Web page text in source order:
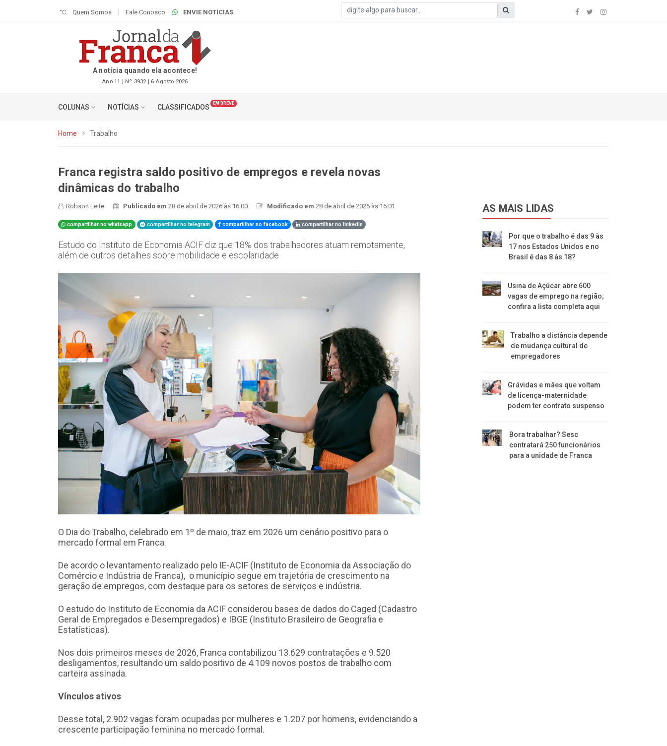
°C Quem Somos Fale Conosco ENVIE NOTÍCIAS
A notícia quando ela acontece!
Ano 11 | Nº 3932 | 6 Agosto 2026
COLUNAS NOTÍCIAS CLASSIFICADOS EM BREVE
Home Trabalho
Franca registra saldo positivo de empregos e revela novas
dinâmicas do trabalho
Robson Leite Publicado em28 de abril de 2026 às 16:00 Modificado em 28 de abril de 2026 às 16:01
compartilhar no whatsapp compartilhar no telegram compartilhar no facebook compartilhar no linkedin
Estudo do Instituto de Economia ACIF diz que 18% dos trabalhadores atuam remotamente,
além de outros detalhes sobre mobilidade e escolaridade
O Dia do Trabalho, celebrado em 1º de maio, traz em 2026 um cenário positivo para o
mercado formal em Franca.
De acordo o levantamento realizado pelo IE-ACIF (Instituto de Economia da Associação do
Comércio e Indústria de Franca), o município segue em trajetória de crescimento na
geração de empregos, com destaque para os setores de serviços e indústria.
O estudo do Instituto de Economia da ACIF considerou bases de dados do Caged (Cadastro
Geral de Empregados e Desempregados) e IBGE (Instituto Brasileiro de Geografia e
Estatísticas).
Nos dois primeiros meses de 2026, Franca contabilizou 13.629 contratações e 9.520
desligamentos, resultando um saldo positivo de 4.109 novos postos de trabalho com
carteira assinada.
Vínculos ativos
Desse total, 2.902 vagas foram ocupadas por mulheres e 1.207 por homens, evidenciando a
crescente participação feminina no mercado formal.
AS MAIS LIDAS
Por que o trabalho é das 9 às
17 nos Estados Unidos e no
Brasil é das 8 às 18?
Usina de Açúcar abre 600
vagas de emprego na região;
confira a lista completa aqui
Trabalho a distância depende
de mudança cultural de
empregadores
Grávidas e mães que voltam
de licença-maternidade
podem ter contrato suspenso
Bora trabalhar? Sesc
contratará 250 funcionários
para a unidade de Franca